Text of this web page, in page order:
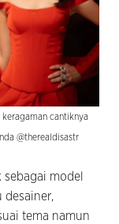
cantiknya
@therealdisastr
model
desainer,
tema namun